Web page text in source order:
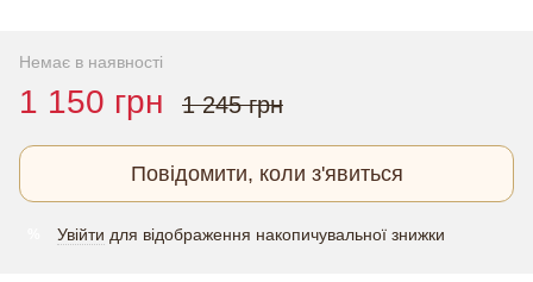
Немає в наявності
1 150 грн 1 245 грн
Повідомити, коли з'явиться
Увійти для відображення накопичувальної знижки